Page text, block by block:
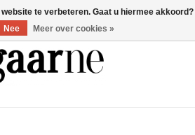
0 Artikelen - €0,00
te verbeteren. Gaat u hiermee akkoord?
Nee Meer over cookies »